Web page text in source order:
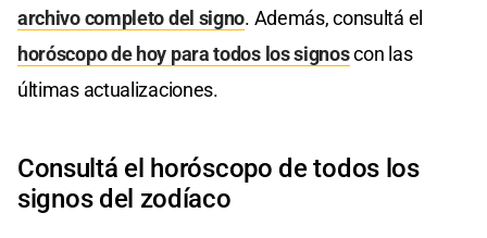
archivo completo del signo. Además, consultá el
horóscopo de hoy para todos los signoscon las
últimas actualizaciones.
Consultá el horóscopo de todos los
signos del zodíaco